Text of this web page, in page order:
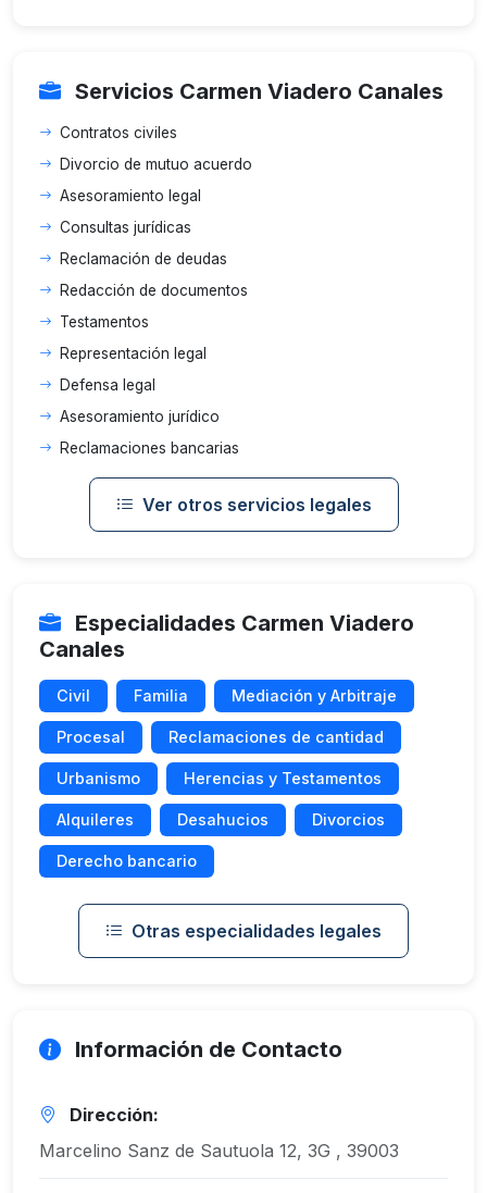
Servicios Carmen Viadero Canales
Contratos civiles
Divorcio de mutuo acuerdo
Asesoramiento legal
Consultas jurídicas
Reclamación de deudas
Redacción de documentos
Testamentos
Representación legal
Defensa legal
Asesoramiento jurídico
Reclamaciones bancarias
Ver otros servicios legales
Especialidades Carmen Viadero
Canales
Civil Familia Mediación y Arbitraje
Procesal Reclamaciones de cantidad
Urbanismo Herencias y Testamentos
Alquileres Desahucios Divorcios
Derecho bancario
Otras especialidades legales
Información de Contacto
Dirección:
Marcelino Sanz de Sautuola 12, 3G , 39003